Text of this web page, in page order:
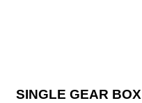
SINGLE GEAR